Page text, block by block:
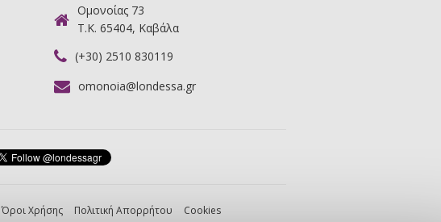
Ομονοίας 73
Τ.Κ. 65404, Καβάλα
(+30) 2510 830119
omonoia@londessa.gr
Όροι Χρήσης Πολιτική Απορρήτου Cookies